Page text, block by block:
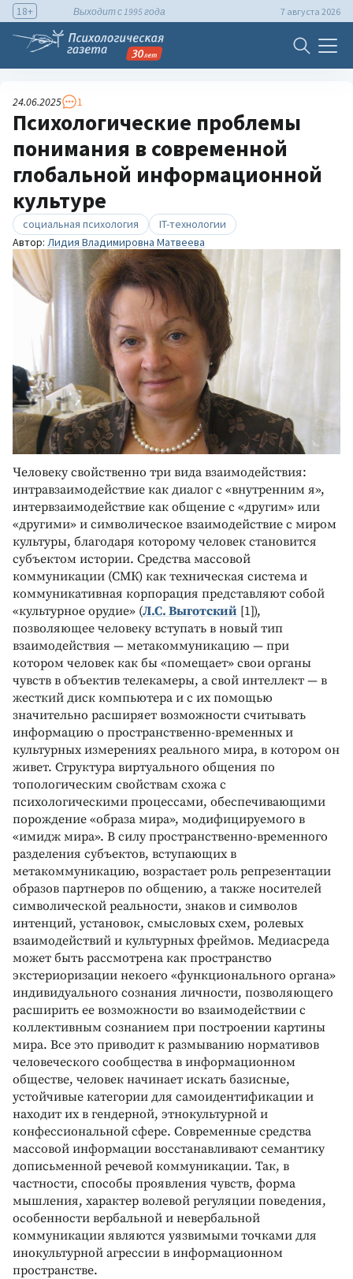
18+ Выходит с 1995 года 7 августа 2026
24.06.2025 1
Психологические проблемы
понимания в современной
глобальной информационной
культуре
социальная психология
IT-технологии
Автор: Лидия Владимировна Матвеева
Человеку свойственно три вида взаимодействия:
интравзаимодействие как диалог с «внутренним я»,
интервзаимодействие как общение с «другим» или
«другими» и символическое взаимодействие с миром
культуры, благодаря которому человек становится
субъектом истории. Средства массовой
коммуникации (СМК) как техническая система и
коммуникативная корпорация представляют собой
«культурное орудие» (Л.С. Выготский [1]),
позволяющее человеку вступать в новый тип
взаимодействия — метакоммуникацию — при
котором человек как бы «помещает» свои органы
чувств в объектив телекамеры, а свой интеллект — в
жесткий диск компьютера и с их помощью
значительно расширяет возможности считывать
информацию о пространственно-временных и
культурных измерениях реального мира, в котором он
живет. Структура виртуального общения по
топологическим свойствам схожа с
психологическими процессами, обеспечивающими
порождение «образа мира», модифицируемого в
«имидж мира». В силу пространственно-временного
разделения субъектов, вступающих в
метакоммуникацию, возрастает роль репрезентации
образов партнеров по общению, а также носителей
символической реальности, знаков и символов
интенций, установок, смысловых схем, ролевых
взаимодействий и культурных фреймов. Медиасреда
может быть рассмотрена как пространство
экстериоризации некоего «функционального органа»
индивидуального сознания личности, позволяющего
расширить ее возможности во взаимодействии с
коллективным сознанием при построении картины
мира. Все это приводит к размыванию нормативов
человеческого сообщества в информационном
обществе, человек начинает искать базисные,
устойчивые категории для самоидентификации и
находит их в гендерной, этнокультурной и
конфессиональной сфере. Современные средства
массовой информации восстанавливают семантику
дописьменной речевой коммуникации. Так, в
частности, способы проявления чувств, форма
мышления, характер волевой регуляции поведения,
особенности вербальной и невербальной
коммуникации являются уязвимыми точками для
инокультурной агрессии в информационном
пространстве.